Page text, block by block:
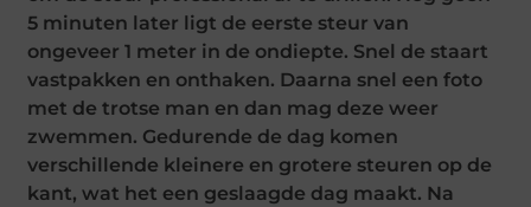
5 minuten later ligt de eerste steur van
ongeveer 1 meter in de ondiepte. Snel de staart
vastpakken en onthaken. Daarna snel een foto
met de trotse man en dan mag deze weer
zwemmen. Gedurende de dag komen
verschillende kleinere en grotere steuren op de
kant, wat het een geslaagde dag maakt. Na